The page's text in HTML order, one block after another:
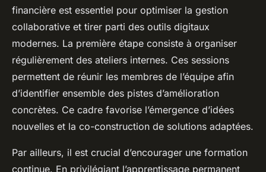
financière est essentiel pour optimiser la gestion
collaborative et tirer parti des outils digitaux
modernes. La première étape consiste à organiser
régulièrement des ateliers internes. Ces sessions
permettent de réunir les membres de l’équipe afin
d’identifier ensemble des pistes d’amélioration
concrètes. Ce cadre favorise l’émergence d’idées
nouvelles et la co-construction de solutions adaptées.
Par ailleurs, il est crucial d’encourager une formation
continue. En privilégiant l’apprentissage permanent